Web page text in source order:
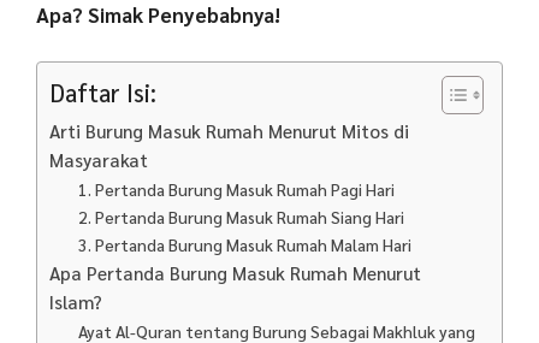
Apa? Simak Penyebabnya!
Daftar Isi:
Arti Burung Masuk Rumah Menurut Mitos di
Masyarakat
1. Pertanda Burung Masuk Rumah Pagi Hari
2. Pertanda Burung Masuk Rumah Siang Hari
3. Pertanda Burung Masuk Rumah Malam Hari
Apa Pertanda Burung Masuk Rumah Menurut
Islam?
Ayat Al-Quran tentang Burung Sebagai Makhluk yang